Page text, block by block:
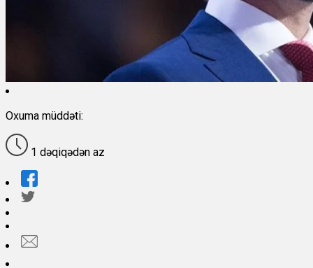
Oxuma müddəti:
1 dəqiqədən az